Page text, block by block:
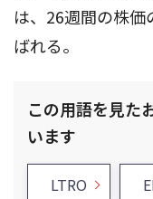
は、26週間の株
ばれる。
この用語を見た
います
LTRO